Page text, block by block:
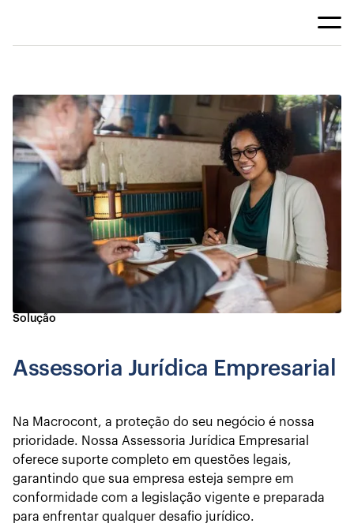
Solução
Assessoria Jurídica Empresarial
Na Macrocont, a proteção do seu negócio é nossa
prioridade. Nossa Assessoria Jurídica Empresarial
oferece suporte completo em questões legais,
garantindo que sua empresa esteja sempre em
conformidade com a legislação vigente e preparada
para enfrentar qualquer desafio jurídico.